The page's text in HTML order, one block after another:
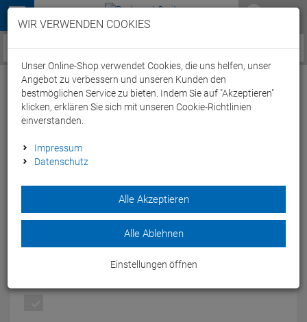
Menü
Service / Hilfe
Assos T.Mille S7 Trägerhose kurz - XL
blackseries
An alle Fahrer, die Bequemlichkeit schätzen, richtet sich
ASSOS neues Lieblingsstück für den täglichen Gebrauch -
WIR VERWENDEN COOKIES
Unser Online-Shop verwendet Cookies, die uns helfen, unser
Angebot zu verbessern und unseren Kunden den
bestmöglichen Service zu bieten. Indem Sie auf "Akzeptieren"
klicken, erklären Sie sich mit unseren Cookie-Richtlinien
einverstanden.
Impressum
Datenschutz
Alle Akzeptieren
Alle Ablehnen
Einstellungen öffnen